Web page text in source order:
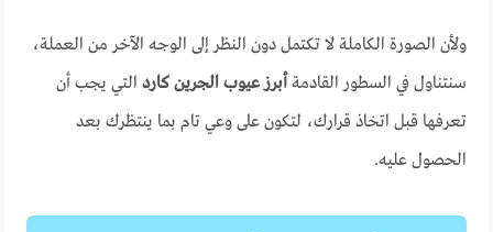
ولأن الصورة الكاملة لا تكتمل دون النظر إلى الوجه الآخر من العملة،
سنتناول في السطور القادمةأبرز عيوب الجرين كارد التي يجب أن
تعرفها قبل اتخاذ قرارك، لتكون على وعي تام بما ينتظرك بعد
الحصول عليه.